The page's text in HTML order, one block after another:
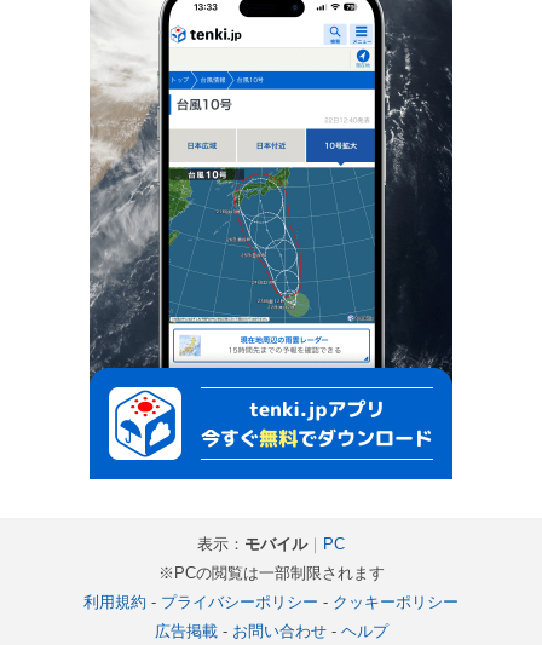
表示： モバイル｜ PC
※PCの閲覧は一部制限されます
利用規約 - プライバシーポリシー - クッキーポリシー
広告掲載- お問い合わせ- ヘルプ